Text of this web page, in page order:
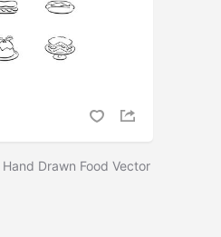
Hand Drawn Food Vector